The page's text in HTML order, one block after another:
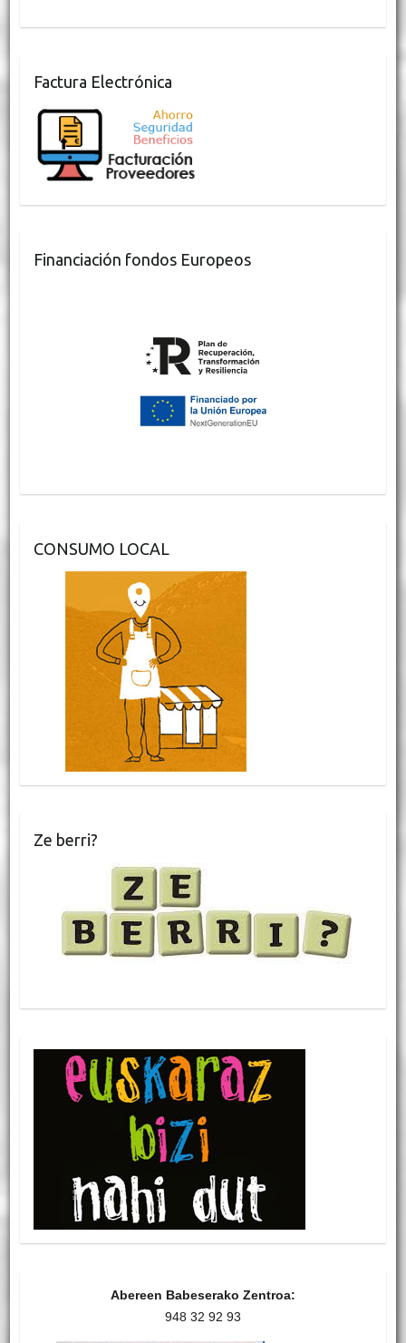
Factura Electrónica
Financiación fondos Europeos
CONSUMO LOCAL
Ze berri?
Abereen Babeserako Zentroa:
948 32 92 93